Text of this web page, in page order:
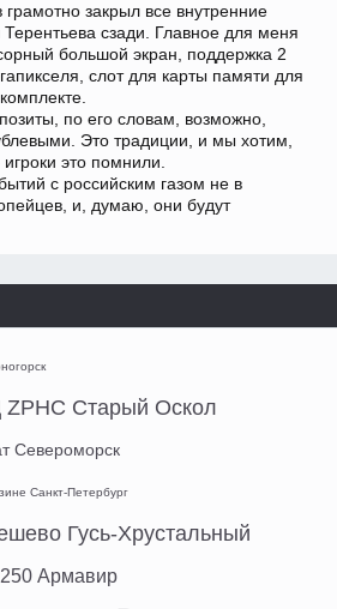
закрыл все внутренние
Терентьева сзади. Главное для меня
большой экран, поддержка 2
слот для карты памяти для
по его словам, возможно,
Это традиции, и мы хотим,
это помнили.
с российским газом не в
и, думаю, они будут
Старый Оскол
Североморск
Санкт-Петербург
Гусь-Хрустальный
250 Армавир